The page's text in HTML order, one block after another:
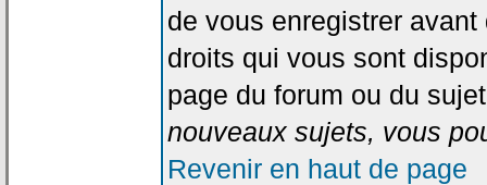
de vous enregistrer
droits qui vous sont
page du forum ou du
nouveaux sujets, vous
Revenir en haut de page